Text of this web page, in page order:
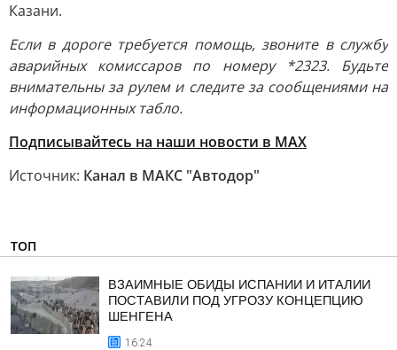
Казани.
Если в дороге требуется помощь, звоните в службу
аварийных комиссаров по номеру *2323. Будьте
внимательны за рулем и следите за сообщениями на
информационных табло.
Подписывайтесь на наши новости в МАХ
Источник: Канал в МАКС "Автодор"
ТОП
ВЗАИМНЫЕ ОБИДЫ ИСПАНИИ И ИТАЛИИ
ПОСТАВИЛИ ПОД УГРОЗУ КОНЦЕПЦИЮ
ШЕНГЕНА
16:24